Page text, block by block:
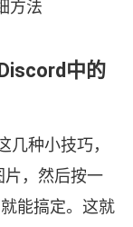
中的
种小技巧，
片，然后按一
能搞定。这就